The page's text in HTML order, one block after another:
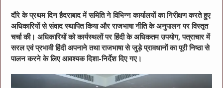
दौरे के प्रथम दिन हैदराबाद में समिति ने विभिन्न कार्यालयों का निरीक्षण करते हुए
अधिकारियों से संवाद स्थापित किया और राजभाषा नीति के अनुपालन पर विस्तृत
चर्चा की। अधिकारियों को कार्यस्थलों पर हिंदी के अधिकतम उपयोग, पत्राचार में
सरल एवं प्रभावी हिंदी अपनाने तथा राजभाषा से जुड़े प्रावधानों का पूरी निष्ठा से
पालन करने के लिए आवश्यक दिशा-निर्देश दिए गए।